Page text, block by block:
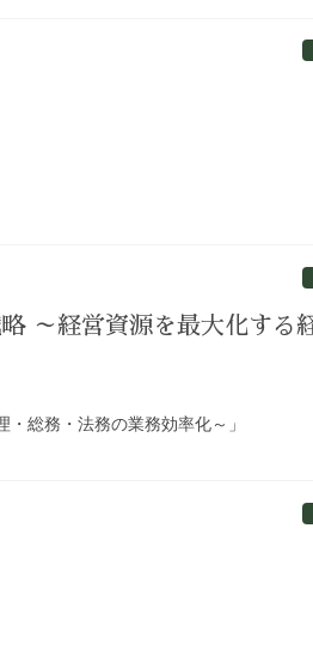
～経営資源を最大化する
総務・法務の業務効率化～」